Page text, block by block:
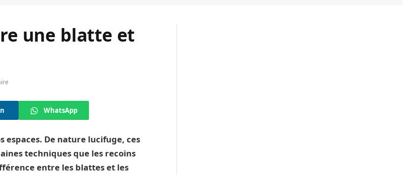
une blatte et
WhatsApp
De nature lucifuge, ces
techniques que les recoins
entre les blattes et les